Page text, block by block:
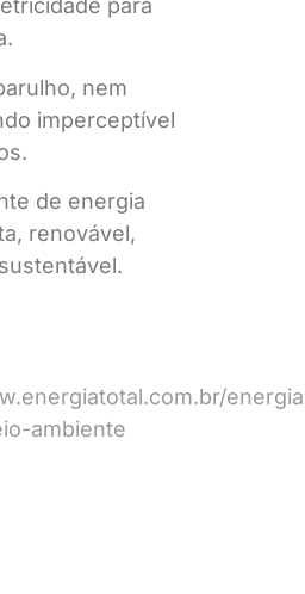
para
nem
imperceptível
de energia
renovável,
ambiente